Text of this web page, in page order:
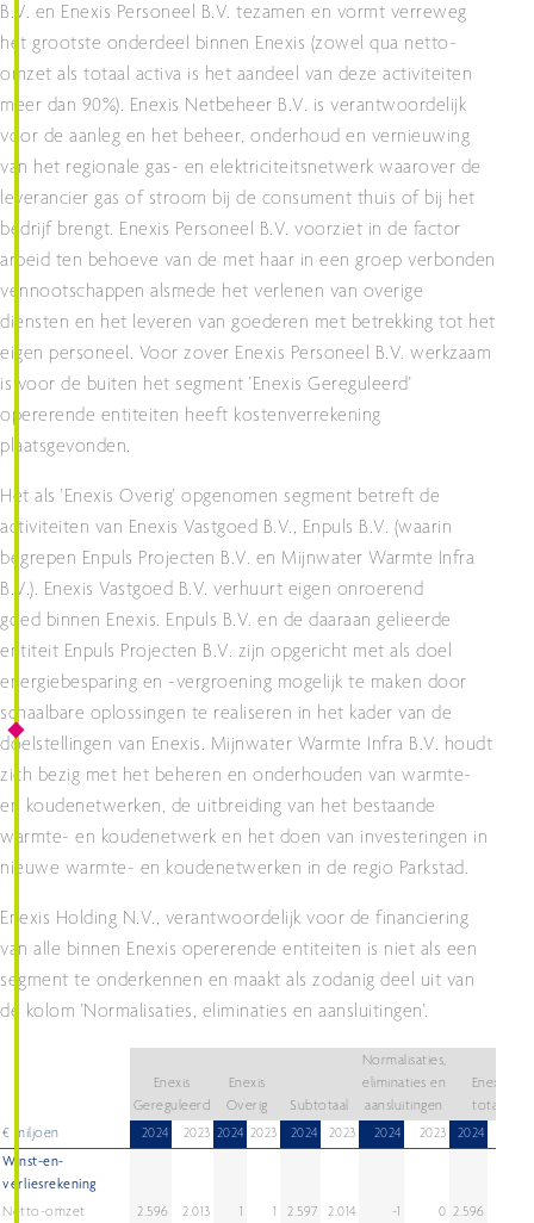
B.V. en Enexis Personeel B.V. tezamen en vormt verreweg
het grootste onderdeel binnen Enexis (zowel qua netto-
omzet als totaal activa is het aandeel van deze activiteiten
meer dan 90%). Enexis Netbeheer B.V. is verantwoordelijk
voor de aanleg en het beheer, onderhoud en vernieuwing
van het regionale gas- en elektriciteitsnetwerk waarover de
leverancier gas of stroom bij de consument thuis of bij het
bedrijf brengt. Enexis Personeel B.V. voorziet in de factor
arbeid ten behoeve van de met haar in een groep verbonden
vennootschappen alsmede het verlenen van overige
diensten en het leveren van goederen met betrekking tot het
eigen personeel. Voor zover Enexis Personeel B.V. werkzaam
is voor de buiten het segment 'Enexis Gereguleerd'
opererende entiteiten heeft kostenverrekening
plaatsgevonden.
Het als 'Enexis Overig' opgenomen segment betreft de
activiteiten van Enexis Vastgoed B.V., Enpuls B.V. (waarin
begrepen Enpuls Projecten B.V. en Mijnwater Warmte Infra
B.V.). Enexis Vastgoed B.V. verhuurt eigen onroerend
goed binnen Enexis. Enpuls B.V. en de daaraan gelieerde
entiteit Enpuls Projecten B.V. zijn opgericht met als doel
energiebesparing en -vergroening mogelijk te maken door
schaalbare oplossingen te realiseren in het kader van de
doelstellingen van Enexis. Mijnwater Warmte Infra B.V. houdt
zich bezig met het beheren en onderhouden van warmte-
en koudenetwerken, de uitbreiding van het bestaande
warmte- en koudenetwerk en het doen van investeringen in
nieuwe warmte- en koudenetwerken in de regio Parkstad.
Enexis Holding N.V., verantwoordelijk voor de financiering
van alle binnen Enexis opererende entiteiten is niet als een
segment te onderkennen en maakt als zodanig deel uit van
de kolom 'Normalisaties, eliminaties en aansluitingen'.
Enexis
Gereguleerd
Enexis
Overig
Subtotaal
Normalisaties,
eliminaties en
aansluitingen
Enexis
totaal
€ miljoen
2024 2023 2024 2023 2024 2023 2024 2023 2024
Winst-en-
verliesrekening
Netto-omzet
2.596 2.013 1 1 2.597 2.014 -1 0 2.596